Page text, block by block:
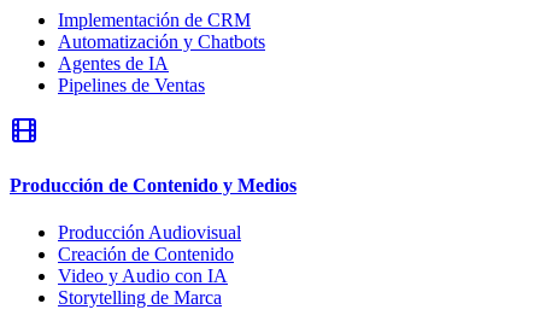
Implementación de CRM
Automatización y Chatbots
Agentes de IA
Pipelines de Ventas
Producción de Contenido y Medios
Producción Audiovisual
Creación de Contenido
Video y Audio con IA
Storytelling de Marca